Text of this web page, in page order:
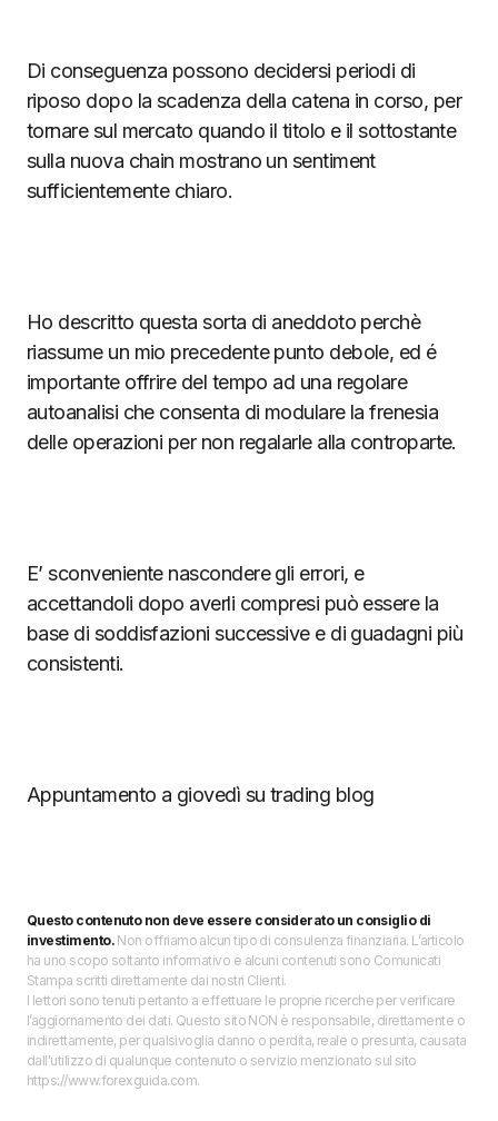
Di conseguenza possono decidersi periodi di
riposo dopo la scadenza della catena in corso, per
tornare sul mercato quando il titolo e il sottostante
sulla nuova chain mostrano un sentiment
sufficientemente chiaro.
Ho descritto questa sorta di aneddoto perchè
riassume un mio precedente punto debole, ed é
importante offrire del tempo ad una regolare
autoanalisi che consenta di modulare la frenesia
delle operazioni per non regalarle alla controparte.
E’ sconveniente nascondere gli errori, e
accettandoli dopo averli compresi può essere la
base di soddisfazioni successive e di guadagni più
consistenti.
Appuntamento a giovedì su trading blog
Questo contenuto non deve essere considerato un consiglio di
investimento.Non offriamo alcun tipo di consulenza finanziaria. L’articolo
ha uno scopo soltanto informativo e alcuni contenuti sono Comunicati
Stampa scritti direttamente dai nostri Clienti.
I lettori sono tenuti pertanto a effettuare le proprie ricerche per verificare
l’aggiornamento dei dati. Questo sito NON è responsabile, direttamente o
indirettamente, per qualsivoglia danno o perdita, reale o presunta, causata
dall'utilizzo di qualunque contenuto o servizio menzionato sul sito
https://www.forexguida.com.